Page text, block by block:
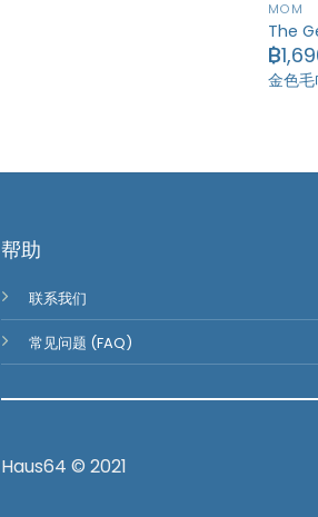
MOM
The
฿
金色
帮助
联系我们
常见问题 (FAQ)
Haus64 © 2021